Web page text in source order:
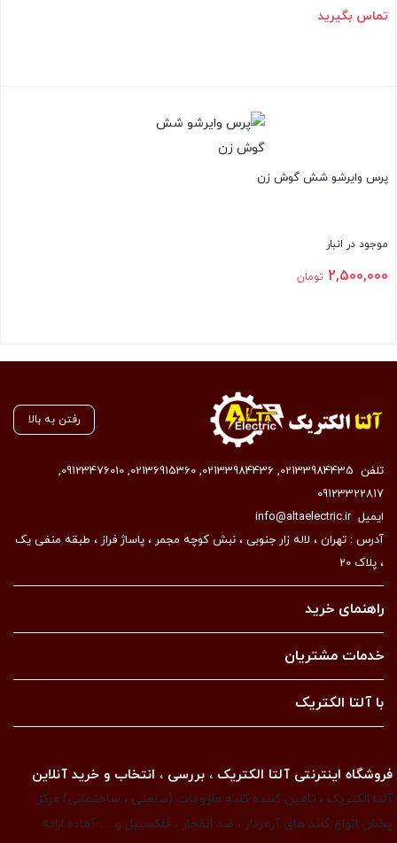
تماس بگیرید
پرس وایرشو شش گوش زن
موجود در انبار
2,500,000 تومان
رفتن به بالا
تلفن 02133984435
,
02133984436
,
02136915360
,
09123476010
,
09123322817
ایمیلinfo@altaelectric.ir
آدرس : تهران ، لاله زار جنوبی ، نبش کوچه مجمر ، پاساژ فراز ، طبقه منفی یک
، پلاک 20
راهنمای خرید
خدمات مشتریان
با آلتا الکتریک
فروشگاه اینترنتی آلتا الکتریک ، بررسی ، انتخاب و خرید آنلاین
آلتا الکتریک ، تامین کننده کلیه ملزومات (صنعتی ، ساختمانی) مرکز
پخش انواع گلند های آرمردار ، ضد انفجار ، فلکسیبل و … آماده ارائه